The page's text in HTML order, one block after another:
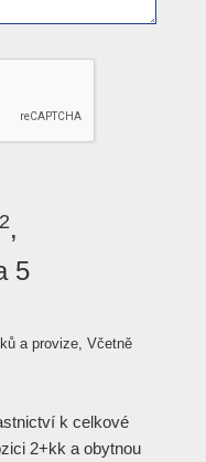
2,
5
a provize, Včetně
k celkové
2+kk a obytnou